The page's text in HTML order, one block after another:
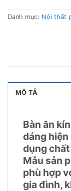
Danh mục: Nội thất
MÔ TẢ
Bàn ăn
dáng
dụng
Mẫu sản
phù hợp
gia đình,